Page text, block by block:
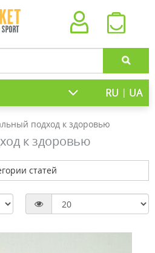
RU | UA
подход к здоровью
к здоровью
статей